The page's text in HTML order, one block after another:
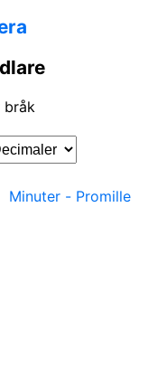
bråk
Minuter- Promille